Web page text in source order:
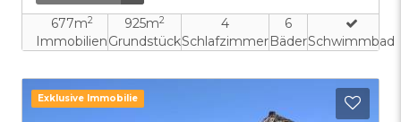
677m2
Immobilien
925m2
Grundstück
4
Schlafzimmer
6
BäderSchwimmbad
Exklusive Immobilie Zu